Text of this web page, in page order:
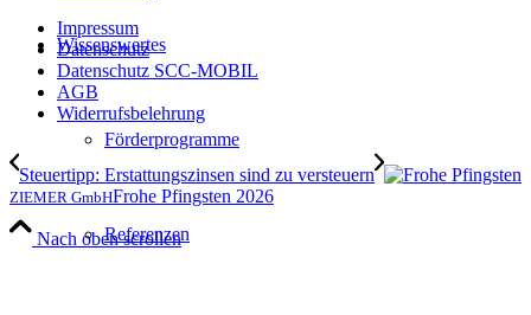
Wissenswertes
Förderprogramme
Referenzen
Impressum
Datenschutz
Datenschutz SCC-MOBIL
AGB
Widerrufsbelehrung
Steuertipp: Erstattungszinsen sind zu versteuern
ZIEMER GmbHFrohe Pfingsten 2026
Nach oben scrollen